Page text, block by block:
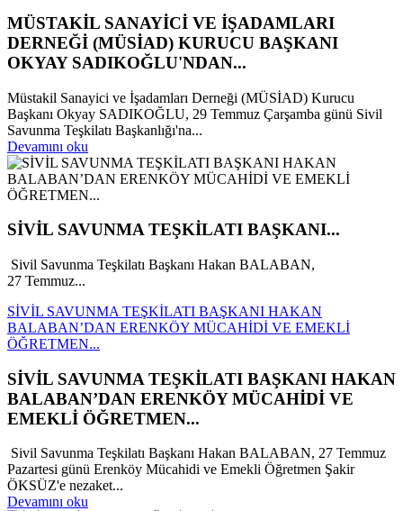
MÜSTAKİL SANAYİCİ VE İŞADAMLARI
DERNEĞİ (MÜSİAD) KURUCU BAŞKANI
OKYAY SADIKOĞLU'NDAN...
Müstakil Sanayici ve İşadamları Derneği (MÜSİAD) Kurucu
Başkanı Okyay SADIKOĞLU, 29 Temmuz Çarşamba günü Sivil
Savunma Teşkilatı Başkanlığı'na...
Devamını oku
SİVİL SAVUNMA TEŞKİLATI BAŞKANI...
Sivil Savunma Teşkilatı Başkanı Hakan BALABAN,
27 Temmuz...
SİVİL SAVUNMA TEŞKİLATI BAŞKANI HAKAN
BALABAN’DAN ERENKÖY MÜCAHİDİ VE EMEKLİ
ÖĞRETMEN...
SİVİL SAVUNMA TEŞKİLATI BAŞKANI HAKAN
BALABAN’DAN ERENKÖY MÜCAHİDİ VE
EMEKLİ ÖĞRETMEN...
Sivil Savunma Teşkilatı Başkanı Hakan BALABAN, 27 Temmuz
Pazartesi günü Erenköy Mücahidi ve Emekli Öğretmen Şakir
ÖKSÜZ'e nezaket...
Devamını oku